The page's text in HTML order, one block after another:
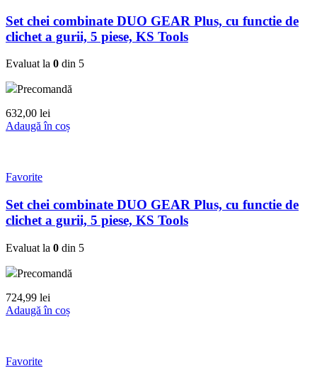
Set chei combinate DUO GEAR Plus, cu functie de
clichet a gurii, 5 piese, KS Tools
Evaluat la 0 din 5
Precomandă
632,00 lei
Adaugă în coș
Favorite
Set chei combinate DUO GEAR Plus, cu functie de
clichet a gurii, 5 piese, KS Tools
Evaluat la 0 din 5
Precomandă
724,99 lei
Adaugă în coș
Favorite